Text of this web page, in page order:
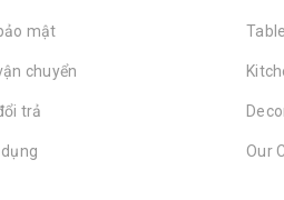
mật
chuyển
trả
Our